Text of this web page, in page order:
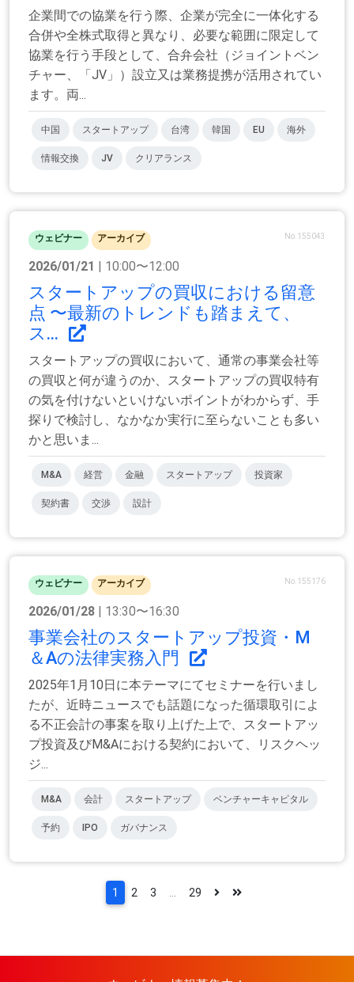
企業間での協業を行う際、企業が完全に一体化する
合併や全株式取得と異なり、必要な範囲に限定して
協業を行う手段として、合弁会社（ジョイントベン
チャー、「JV」）設立又は業務提携が活用されてい
ます。両...
中国 スタートアップ 台湾 韓国 EU 海外
情報交換 JV クリアランス
ウェビナー アーカイブ No.155043
2026/01/21 | 10:00〜12:00
スタートアップの買収における留意
点 〜最新のトレンドも踏まえて、
ス...
スタートアップの買収において、通常の事業会社等
の買収と何が違うのか、スタートアップの買収特有
の気を付けないといけないポイントがわからず、手
探りで検討し、なかなか実行に至らないことも多い
かと思いま...
M&A 経営 金融 スタートアップ 投資家
契約書 交渉 設計
ウェビナー アーカイブ No.155176
2026/01/28 | 13:30〜16:30
事業会社のスタートアップ投資・M
＆Aの法律実務入門
2025年1月10日に本テーマにてセミナーを行いまし
たが、近時ニュースでも話題になった循環取引によ
る不正会計の事案を取り上げた上で、スタートアッ
プ投資及びM&Aにおける契約において、リスクヘッ
ジ...
M&A 会計 スタートアップ ベンチャーキャピタル
予約 IPO ガバナンス
1 2 3 29